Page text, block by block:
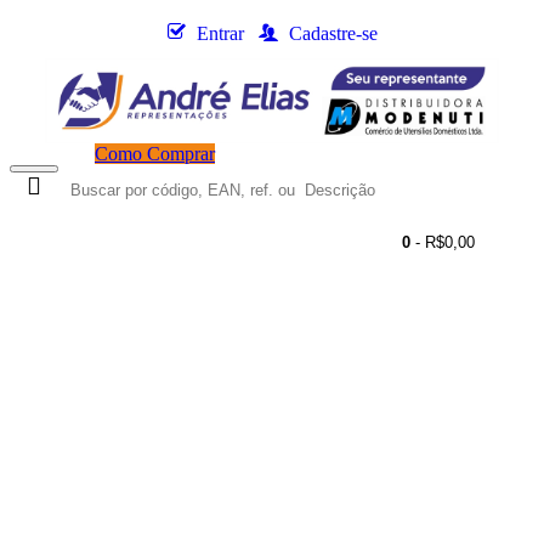
Entrar Cadastre-se
Como Comprar
0 - R$0,00